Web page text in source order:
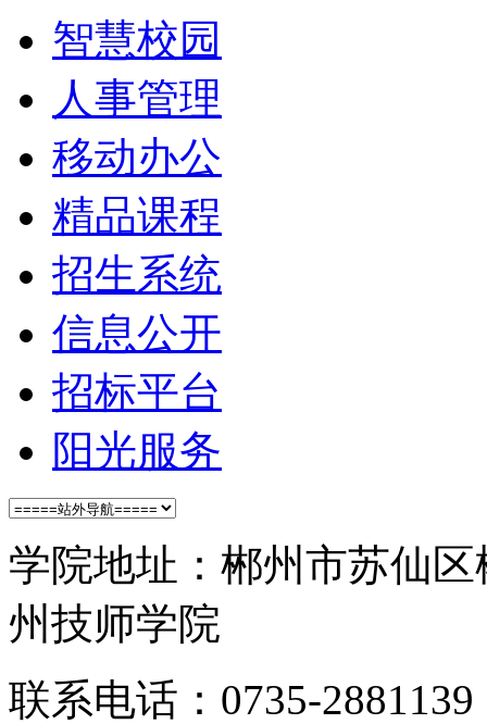
智慧校园
人事管理
移动办公
精品课程
招生系统
信息公开
招标平台
阳光服务
学院地址：郴州市苏仙
州技师学院
联系电话：0735-